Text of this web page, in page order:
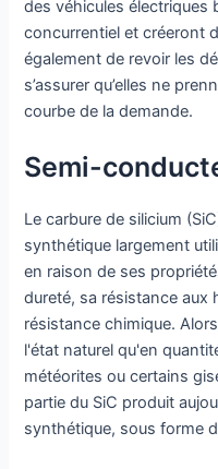
des véhicules électriques
concurrentiel et créeront
également de revoir les
s’assurer qu’elles ne
courbe de la demande.
Semi-
Le carbure de silicium
synthétique largement
en raison de ses
dureté, sa résistance aux
résistance chimique.
l'état naturel qu'en
météorites ou certains
partie du SiC produit
synthétique, sous forme